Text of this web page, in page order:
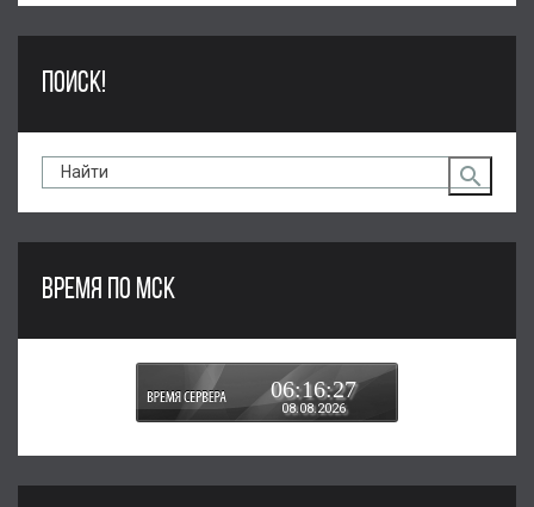
ПОИСК!
ВРЕМЯ ПО МСК
06:16:27
08.08.2026